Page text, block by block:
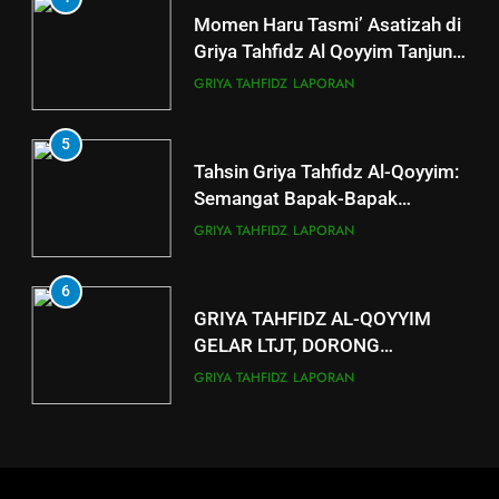
Berkah dengan bayar fidyah
RAMADHAN
Momen Haru Tasmi’ Asatizah di
Griya Tahfidz Al Qoyyim Tanjung
di Tengah Hujan Ramadan
GRIYA TAHFIDZ LAPORAN
5
Tahsin Griya Tahfidz Al-Qoyyim:
Semangat Bapak-Bapak
Menjaga Kalam Ilahi di Tengah
GRIYA TAHFIDZ LAPORAN
6
GRIYA TAHFIDZ AL-QOYYIM
GELAR LTJT, DORONG
LAHIRNYA GENERASI QURANI
GRIYA TAHFIDZ LAPORAN